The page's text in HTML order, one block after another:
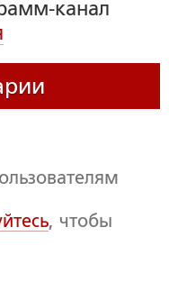
канал
, чтобы